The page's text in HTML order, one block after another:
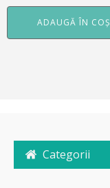
Categorii
ADAUGĂ ÎN COȘ